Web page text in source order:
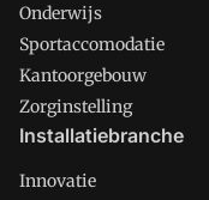
Onderwijs
Sportaccomodatie
Kantoorgebouw
Zorginstelling
Installatiebranche
Innovatie